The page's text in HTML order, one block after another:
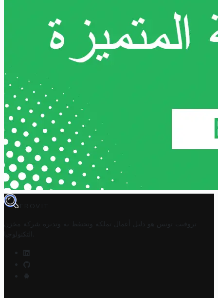
TROVIT
تروفيت تونس هو دليل أعمال تملكه وتحتفظ به وتديره
شركة مخزن
التكنولوجيا